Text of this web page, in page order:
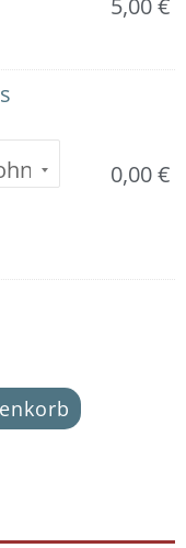
5,00€
0,00€